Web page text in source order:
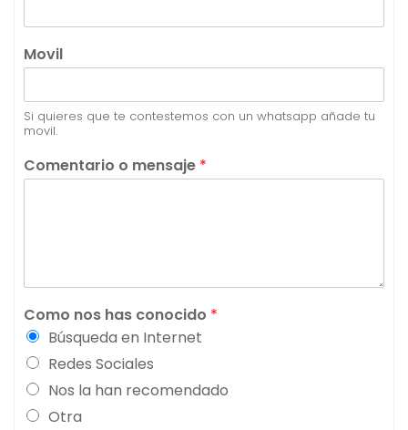
Movil
Si quieres que te contestemos con un whatsapp añade tu
movil.
Comentario o mensaje *
Como nos has conocido *
Búsqueda en Internet
Redes Sociales
Nos la han recomendado
Otra